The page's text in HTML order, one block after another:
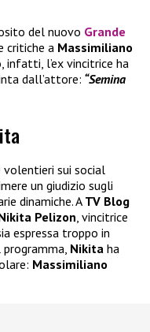
del nuovo Grande
critiche a Massimiliano
infatti, l’ex vincitrice ha
dall’attore: “Semina
volentieri sui social
un giudizio sugli
dinamiche. A TV Blog
Pelizon , vincitrice
espressa troppo in
Nikita ha
Massimiliano